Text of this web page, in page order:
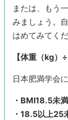
または、もう
みましょう。
はめてみてくだ
【体重（kg）
日本肥満学会に
・BMI18.5未
・18.5以上25